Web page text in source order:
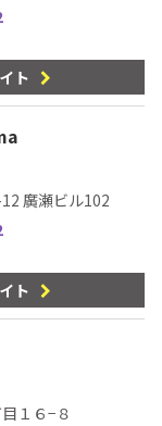
ト
廣瀬ビル102
ト
１６−８